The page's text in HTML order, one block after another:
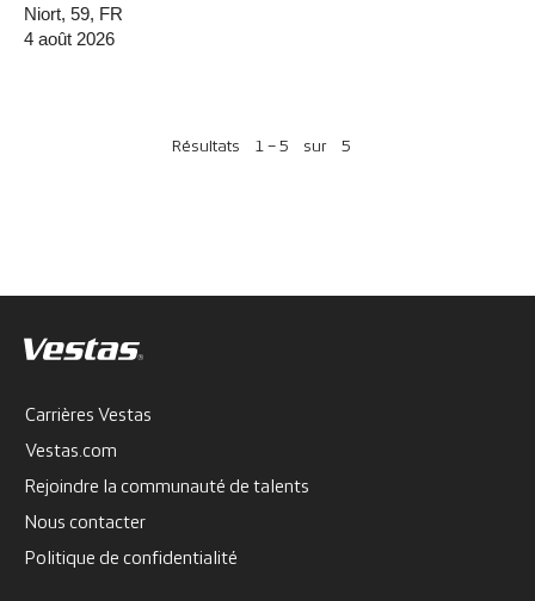
Niort, 59, FR
4 août 2026
Résultats 1 – 5 sur 5
Carrières Vestas
Vestas.com
Rejoindre la communauté de talents
Nous contacter
Politique de confidentialité